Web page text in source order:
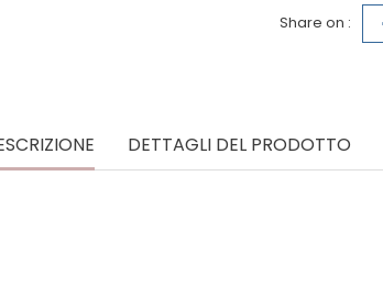
Share on :
DETTAGLI DEL PRODOTTO